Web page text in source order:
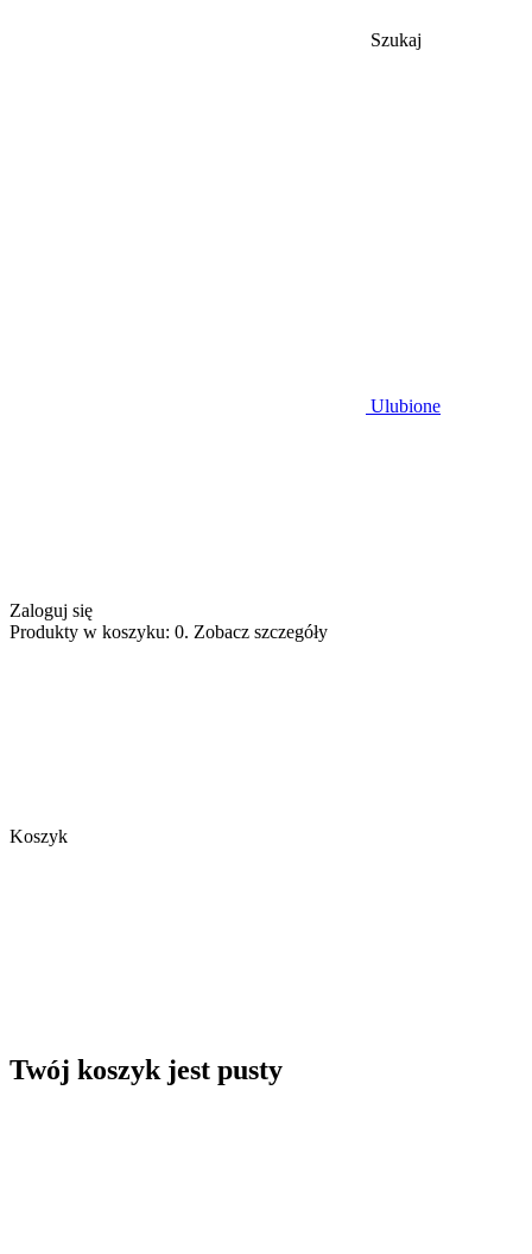
Szukaj
Ulubione
Zaloguj się
Produkty w koszyku: 0. Zobacz szczegóły
Koszyk
Twój koszyk jest pusty